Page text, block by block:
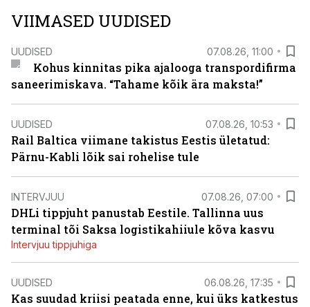
VIIMASED UUDISED
UUDISED 07.08.26, 11:00
Kohus kinnitas pika ajalooga transpordifirma
saneerimiskava. “Tahame kõik ära maksta!”
UUDISED 07.08.26, 10:53
Rail Baltica viimane takistus Eestis ületatud:
Pärnu-Kabli lõik sai rohelise tule
INTERVJUU 07.08.26, 07:00
DHLi tippjuht panustab Eestile. Tallinna uus
terminal tõi Saksa logistikahiiule kõva kasvu
Intervjuu tippjuhiga
UUDISED 06.08.26, 17:35
Kas suudad kriisi peatada enne, kui üks katkestus